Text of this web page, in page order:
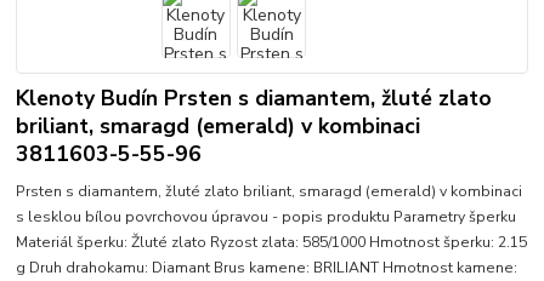
Klenoty Budín Prsten s diamantem, žluté zlato
briliant, smaragd (emerald) v kombinaci
3811603-5-55-96
Prsten s diamantem, žluté zlato briliant, smaragd (emerald) v kombinaci
s lesklou bílou povrchovou úpravou - popis produktu Parametry šperku
Materiál šperku: Žluté zlato Ryzost zlata: 585/1000 Hmotnost šperku: 2.15
g Druh drahokamu: Diamant Brus kamene: BRILIANT Hmotnost kamene: